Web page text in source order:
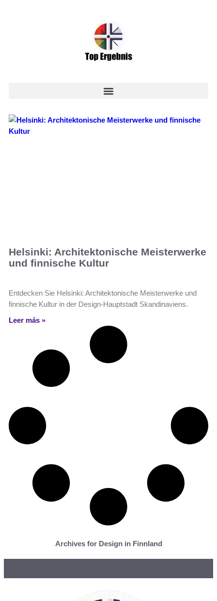
Helsinki: Architektonische Meisterwerke
und finnische Kultur
Entdecken Sie Helsinki: Architektonische Meisterwerke und
finnische Kultur in der Design-Hauptstadt Skandinaviens.
Leer más »
Archives for Design in Finnland